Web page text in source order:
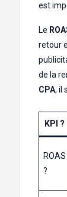
est
Le
retour
de la
CPA, il
KPI ?
ROAS
?